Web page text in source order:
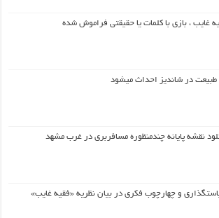
غایب ، بازی با کلمات یا حقیقتی فراموش شده
طبیعت در شاندیز احداث میشود
نقشه پایانه چندمنظوره مسافربری در غرب مشهد
و چهارچوب فکری در بیان نظریه «فقیه غایب»